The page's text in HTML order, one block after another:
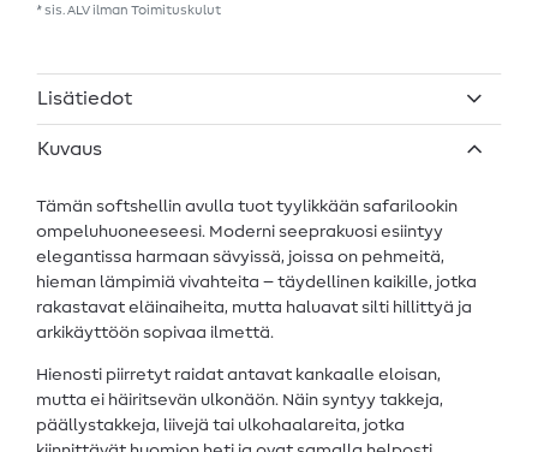
* sis. ALV ilman Toimituskulut
Lisätiedot
Kuvaus
Tämän softshellin avulla tuot tyylikkään safarilookin
ompeluhuoneeseesi. Moderni seeprakuosi esiintyy
elegantissa harmaan sävyissä, joissa on pehmeitä,
hieman lämpimiä vivahteita – täydellinen kaikille, jotka
rakastavat eläinaiheita, mutta haluavat silti hillittyä ja
arkikäyttöön sopivaa ilmettä.
Hienosti piirretyt raidat antavat kankaalle eloisan,
mutta ei häiritsevän ulkonäön. Näin syntyy takkeja,
päällystakkeja, liivejä tai ulkohaalareita, jotka